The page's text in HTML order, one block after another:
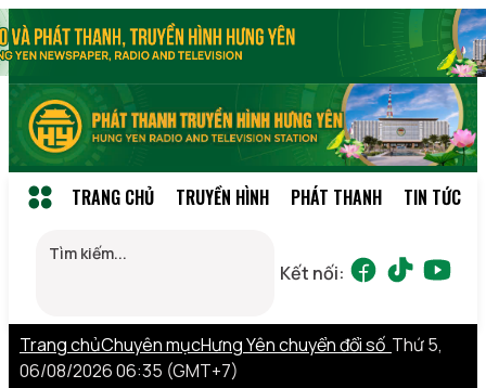
TRANG CHỦ TRUYỀN HÌNH PHÁT THANH TIN TỨC
Kết nối:
Trang chủChuyên mụcHưng Yên chuyển đổi số Thứ 5,
06/08/2026 06:35 (GMT+7)